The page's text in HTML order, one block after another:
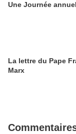
Une Journée
La lettre du Pape
Marx